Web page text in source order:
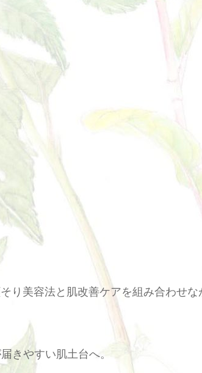
り美容法と肌改善ケアを組み合わせな
きやすい肌土台へ。